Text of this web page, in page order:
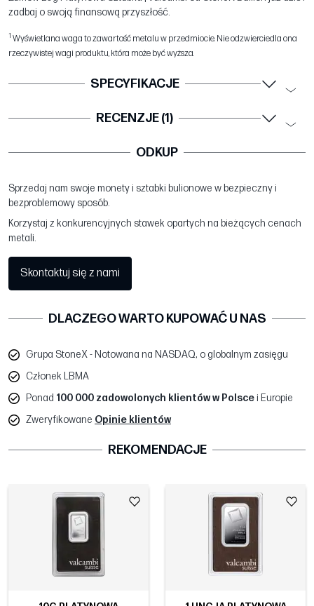
zadbaj o swoją finansową przyszłość.
1 Wyświetlana waga to zawartość metalu w przedmiocie. Nie odzwierciedla ona
rzeczywistej wagi produktu, która może być wyższa.
SPECYFIKACJE
RECENZJE (1)
ODKUP
Sprzedaj nam swoje monety i sztabki bulionowe w bezpieczny i
bezproblemowy sposób.
Korzystaj z konkurencyjnych stawek opartych na bieżących cenach
metali.
Skontaktuj się z nami
DLACZEGO WARTO KUPOWAĆ U NAS
Grupa StoneX - Notowana na NASDAQ, o globalnym zasięgu
Członek LBMA
Ponad 100 000 zadowolonych klientów w Polscei Europie
Zweryfikowane Opinie klientów
REKOMENDACJE